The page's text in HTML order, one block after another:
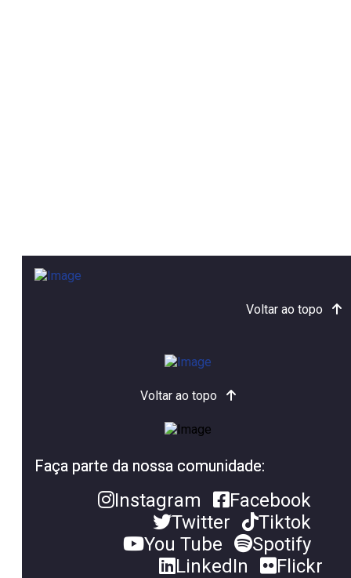
Voltar ao topo
Voltar ao topo
Faça parte da nossa comunidade:
Instagram
Facebook
Twitter
Tiktok
You Tube
Spotify
LinkedIn
Flickr